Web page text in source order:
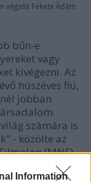
Information
végzős Fekete Ádám
bűn-e
vagy
kivégezni. Az
húszéves fiú,
jobban
számára is
- közölte az
(MNF).